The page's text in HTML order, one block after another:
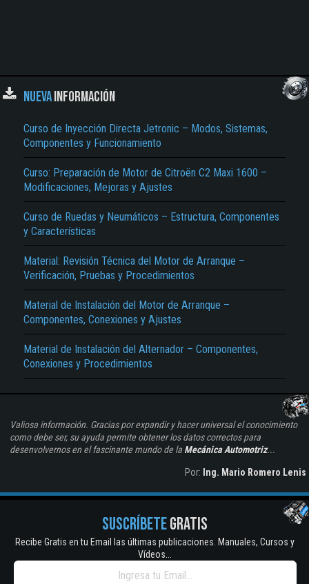
NUEVAINFORMACIÓN
Curso de Inyección Directa Jetronic – Modos, Sistemas,
Componentes y Funcionamiento
Curso: Preparación de Motor de Citroën C2 Maxi 1600 –
Modificaciones, Mejoras y Ajustes
Curso de Ruedas y Neumáticos – Estructura, Componentes
y Características
Material: Revisión Técnica del Motor de Arranque –
Verificación, Pruebas y Procedimientos
Material de Instalación del Motor de Arranque –
Componentes, Conexiones y Ajustes
Material de Instalación del Alternador – Componentes,
Conexiones y Procedimientos
Valiosa información. Gracias por expandir y hacer universal el conocimiento
como debe ser, su ayuda permite obtener los datos correctos para
desenvolvernos en el fascinante mundo de la Mecánica Automotriz...
Por: Ing. Mario Romero Lenis
SUSCRÍBETEGRATIS
Recibe Gratis en tu Email las últimas publicaciones. Manuales, Cursos y
Vídeos...